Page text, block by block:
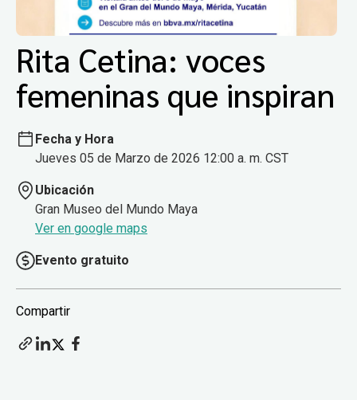
Rita Cetina: voces
femeninas que inspiran
Fecha y Hora
Jueves 05 de Marzo de 2026 12:00 a. m. CST
Ubicación
Gran Museo del Mundo Maya
Ver en google maps
Evento gratuito
Compartir